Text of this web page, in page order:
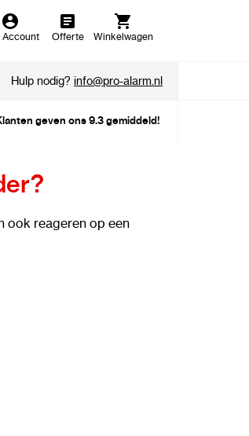
Account Offerte Winkelwagen
Hulp nodig?info@pro-alarm.nl
geven ons 9.3 gemiddeld!
ook reageren op een